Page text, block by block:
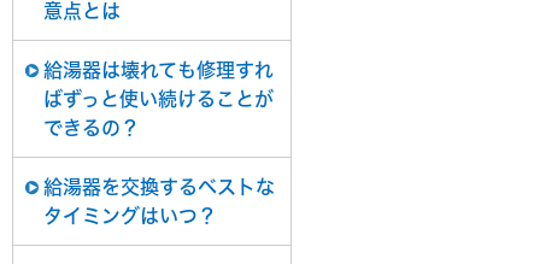
意点とは
給湯器は壊れても修理すれ
ばずっと使い続けることが
できるの？
給湯器を交換するベストな
タイミングはいつ？